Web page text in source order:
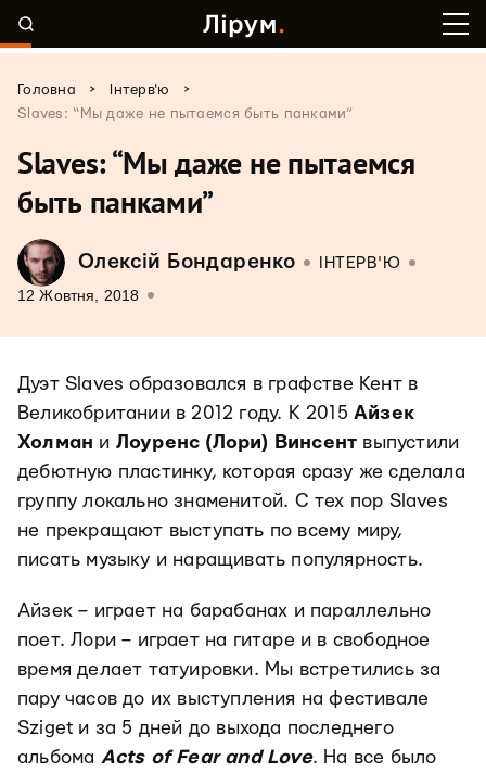
Головна > Інтерв'ю
>
Slaves: “Мы даже не пытаемся быть панками”
Slaves: “Мы даже не пытаемся
быть панками”
Олексій Бондаренко ІНТЕРВ'Ю
12 Жовтня, 2018
Дуэт Slaves образовался в графстве Кент в
Великобритании в 2012 году. К 2015Айзек
Холман и Лоуренс (Лори) Винсент выпустили
дебютную пластинку, которая сразу же сделала
группу локально знаменитой. С тех пор Slaves
не прекращают выступать по всему миру,
писать музыку и наращивать популярность.
Айзек – играет на барабанах и параллельно
поет. Лори – играет на гитаре и в свободное
время делает татуировки. Мы встретились за
пару часов до их выступления на фестивале
Sziget и за 5 дней до выхода последнего
альбома Acts of Fear and Love. На все было